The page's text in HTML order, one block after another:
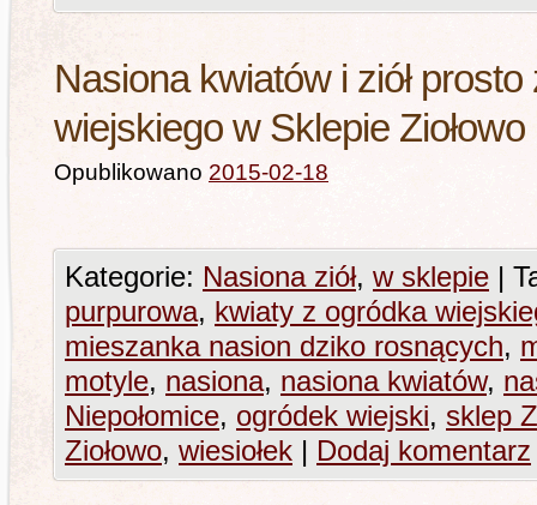
Nasiona kwiatów i ziół
wiejskiego w Sklepie
Opublikowano 2015-02-18
Kategorie: Nasiona ziół, w sklepie |
purpurowa, kwiaty z ogródka
mieszanka nasion dziko rosnących,
motyle, nasiona, nasiona kwiatów,
Niepołomice, ogródek wiejski, sklep
Ziołowo, wiesiołek | Dodaj komentarz